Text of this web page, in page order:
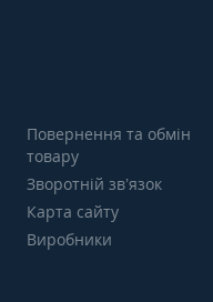
Повернення та обмін
товару
Зворотній зв’язок
Карта сайту
Виробники